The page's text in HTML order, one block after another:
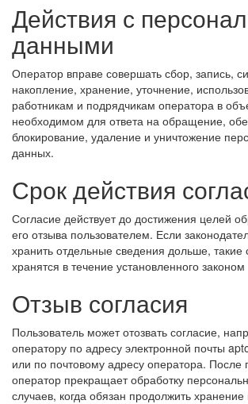
Действия с
данными
Оператор вправе совершать сбор, запись,
накопление, хранение, уточнение,
работникам и подрядчикам оператора в
необходимом для ответа на обращение,
блокирование, удаление и уничтожение
данных.
Срок действия
Согласие действует до достижения целей
его отзыва пользователем. Если
хранить отдельные сведения дольше, такие
хранятся в течение установленного законом
Отзыв согласия
Пользователь может отозвать согласие,
оператору по адресу электронной почты
или по почтовому адресу оператора. После
оператор прекращает обработку
случаев, когда обязан продолжить хранение